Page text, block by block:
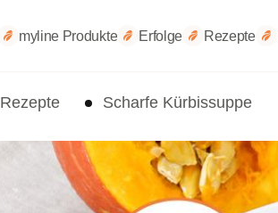
myline Produkte Erfolge Rezepte
Rezepte Scharfe Kürbissuppe